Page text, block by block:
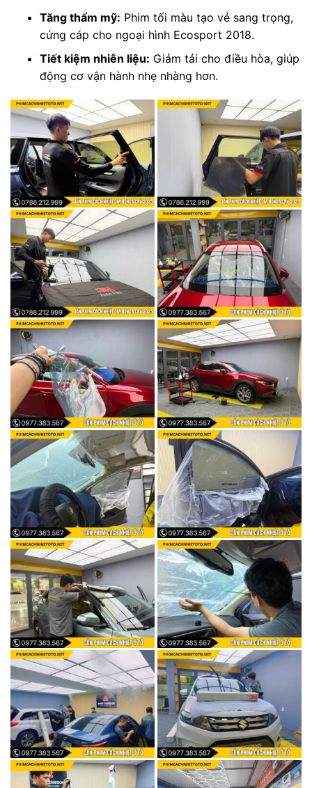
Tăng thẩm mỹ: Phim tối màu tạo vẻ sang trọng,
cứng cáp cho ngoại hình Ecosport 2018.
Tiết kiệm nhiên liệu: Giảm tải cho điều hòa, giúp
động cơ vận hành nhẹ nhàng hơn.